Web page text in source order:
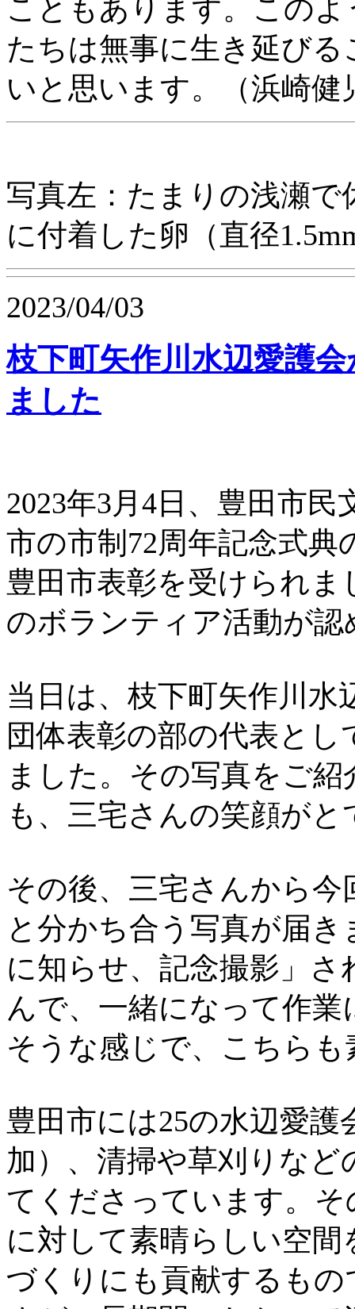
こともあります。この
たちは無事に生き延び
いと思います。（浜崎健
写真左：たまりの浅瀬
に付着した卵（直径
2023/04/03
枝下町矢作川水辺愛護
ました
2023年3月4日、豊田市
市の市制72周年記念式典
豊田市表彰を受けられ
のボランティア活動が
当日は、枝下町矢作川水
団体表彰の部の代表と
ました。その写真をご
も、三宅さんの笑顔が
その後、三宅さんから
と分かち合う写真が届
に知らせ、記念撮影」
んで、一緒になって作
そうな感じで、こちら
豊田市には25の水辺愛
加）、清掃や草刈りな
てくださっています。
に対して素晴らしい空
づくりにも貢献するも